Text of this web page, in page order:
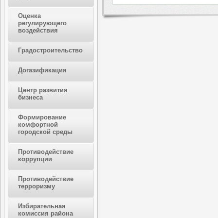
Оценка
регулирующего
воздействия
Градостроительство
Догазификация
Центр развития
бизнеса
Формирование
комфортной
городской среды
Противодействие
коррупции
Противодействие
терроризму
Избирательная
комиссия района